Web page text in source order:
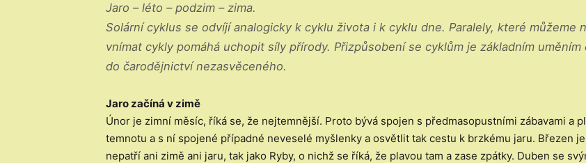
Jaro – léto – podzim – zima.
Solární cyklus se odvíjí analogicky k cyklu života i k cyklu dne. Paralely, které můžeme
vnímat cykly pomáhá uchopit síly přírody. Přizpůsobení se cyklům je základním
do čarodějnictví nezasvěceného.
Jaro začíná v zimě
Únor je zimní měsíc, říká se, že nejtemnější. Proto bývá spojen s předmasopustními zábavami a
temnotu a s ní spojené případné neveselé myšlenky a osvětlit tak cestu k brzkému jaru. Březen
nepatří ani zimě ani jaru, tak jako Ryby, o nichž se říká, že plavou tam a zase zpátky. Duben se